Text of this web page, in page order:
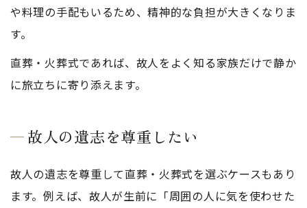
や料理の手配もいるため、精神的な負担が大きくなりま
す。
直葬・火葬式であれば、故人をよく知る家族だけで静か
に旅立ちに寄り添えます。
故人の遺志を尊重したい
故人の遺志を尊重して直葬・火葬式を選ぶケースもあり
ます。例えば、故人が生前に「周囲の人に気を使わせた